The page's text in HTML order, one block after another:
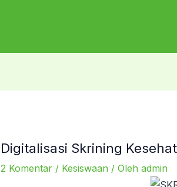
Digitalisasi Skrining
2 Komentar / Kesiswaan / Oleh admin